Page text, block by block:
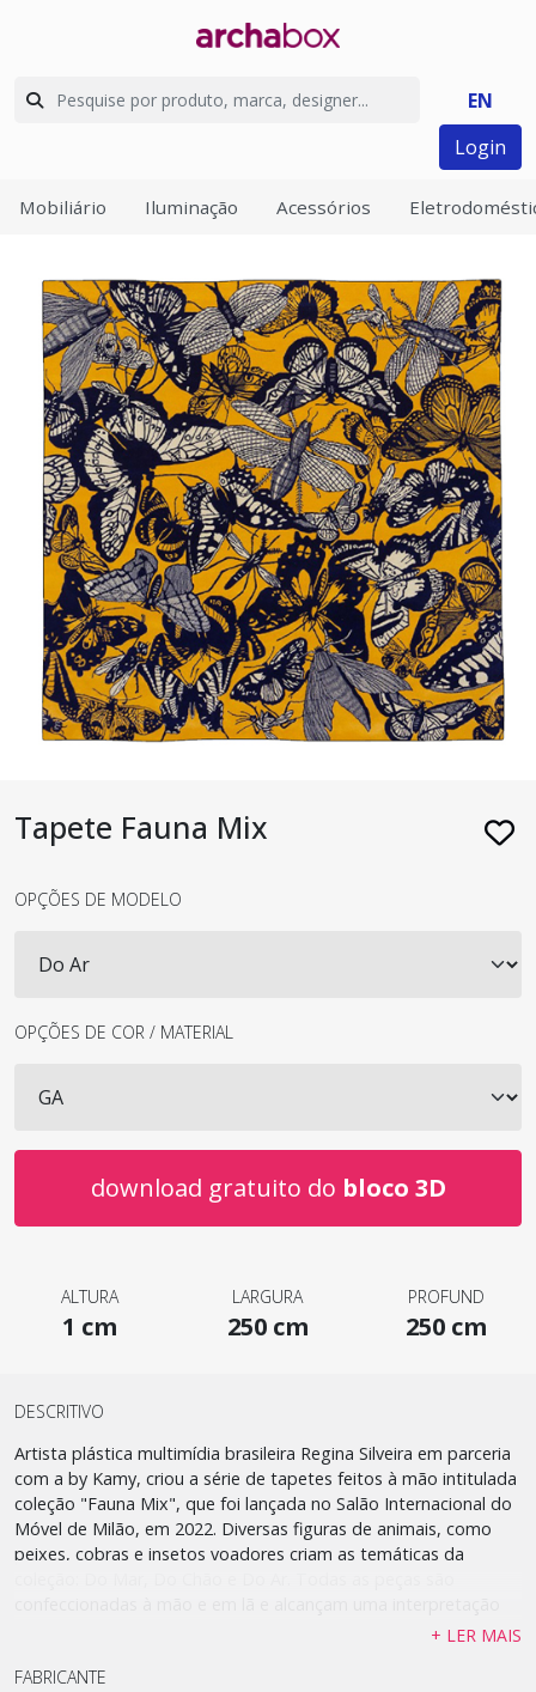
EN
Login
Mobiliário Iluminação Acessórios
Tapete Fauna Mix
OPÇÕES DE MODELO
OPÇÕES DE COR / MATERIAL
download gratuito do bloco 3D
ALTURA
1 cm
LARGURA
250 cm
PROFUND
250 cm
DESCRITIVO
Artista plástica multimídia brasileira Regina Silveira em parceria
com a by Kamy, criou a série de tapetes feitos à mão intitulada
coleção "Fauna Mix", que foi lançada no Salão Internacional do
Móvel de Milão, em 2022. Diversas figuras de animais, como
peixes, cobras e insetos voadores criam as temáticas da
têxtil muito fiel ao desenho original, realizado digitalmente pela
elas. As tonalidades se mesclam entre o branco, o preto e as
+ LER MAIS
FABRICANTE